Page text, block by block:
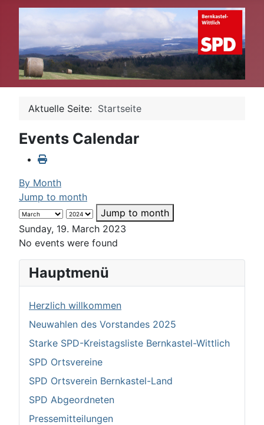
Aktuelle Seite: Startseite
Events Calendar
By Month
Jump to month
Jump to month
Sunday, 19. March 2023
No events were found
Hauptmenü
Herzlich willkommen
Neuwahlen des Vorstandes 2025
Starke SPD-Kreistagsliste Bernkastel-Wittlich
SPD Ortsvereine
SPD Ortsverein Bernkastel-Land
SPD Abgeordneten
Pressemitteilungen